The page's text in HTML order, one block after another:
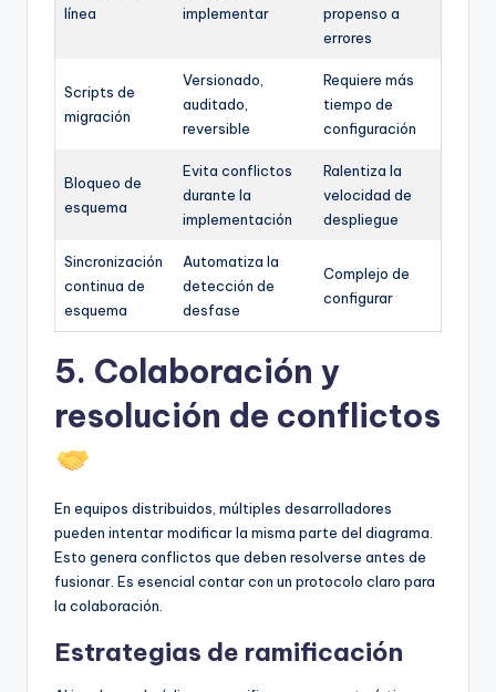
línea
implementar
propenso a
errores
Scripts de
migración
Versionado,
auditado,
reversible
Requiere más
tiempo de
configuración
Bloqueo de
esquema
Evita conflictos
durante la
implementación
Ralentiza la
velocidad de
despliegue
Sincronización
continua de
esquema
Automatiza la
detección de
desfase
Complejo de
configurar
5. Colaboración y
resolución de conflictos
En equipos distribuidos, múltiples desarrolladores
pueden intentar modificar la misma parte del diagrama.
Esto genera conflictos que deben resolverse antes de
fusionar. Es esencial contar con un protocolo claro para
la colaboración.
Estrategias de ramificación